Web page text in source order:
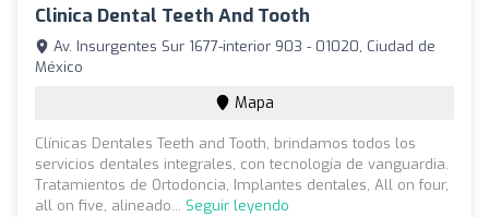
Clinica Dental Teeth And Tooth
Av. Insurgentes Sur 1677-interior 903 - 01020, Ciudad de
México
Mapa
Clínicas Dentales Teeth and Tooth, brindamos todos los
servicios dentales integrales, con tecnología de vanguardia.
Tratamientos de Ortodoncia, Implantes dentales, All on four,
all on five, alineado... Seguir leyendo